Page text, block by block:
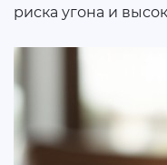
риска угона и